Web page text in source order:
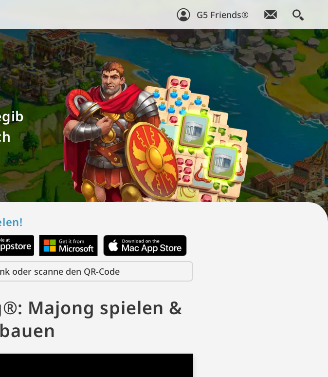
G5 Friends®
oder scanne den QR-Code
Majong spielen &